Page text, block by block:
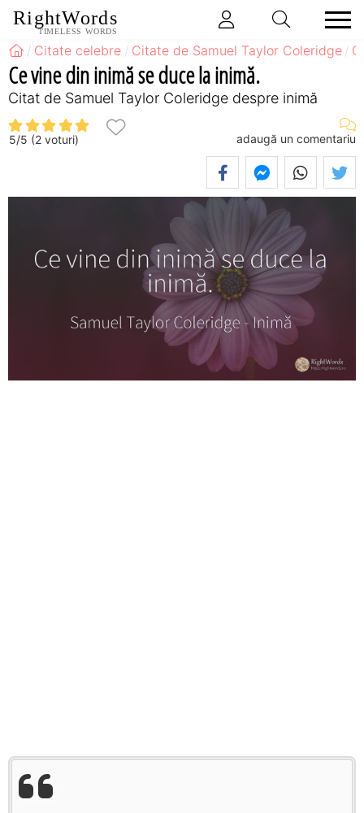
RightWords
TIMELESS WORDS
Citate celebre Citate de Samuel Taylor Coleridge
Ce vine din inimă se duce la inimă.
Citat de Samuel Taylor Coleridge despre inimă
5/5 (2 voturi) adaugă un comentariu